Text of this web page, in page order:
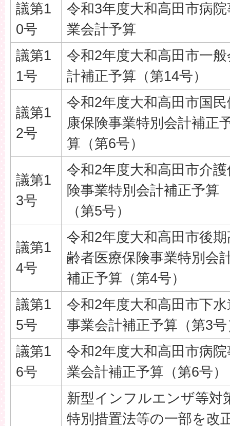
議第1
0号
令和3年度大和高田市病院
業会計予算
議第1
1号
令和2年度大和高田市一般
計補正予算（第14号）
議第1
2号
令和2年度大和高田市国民
康保険事業特別会計補正
算（第6号）
議第1
3号
令和2年度大和高田市介護
険事業特別会計補正予算
（第5号）
議第1
4号
令和2年度大和高田市後期
齢者医療保険事業特別会
補正予算（第4号）
議第1
5号
令和2年度大和高田市下水
事業会計補正予算（第3号
議第1
6号
令和2年度大和高田市病院
業会計補正予算（第6号）
新型インフルエンザ等対
特別措置法等の一部を改